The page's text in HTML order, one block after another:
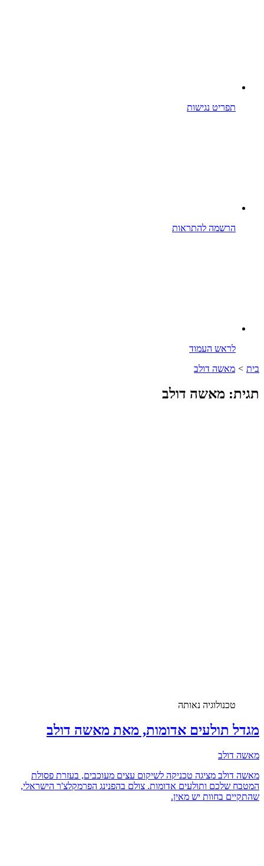
תפריט נגישות
הרשמה להתראות
לראש העמוד
בית > מאשה דולב
תגית: מאשה דולב
טכנולוגיה נאותה
מגדל תולעים אדומות, מאת מאשה דולב
מאשה דולב
מאשה דולב מציגה טכניקה לשיקום עצים מעוכבים, בעזרת פסולת
המטבח שלכם ותולעים אדומות. צולם בהפנינג הפרמקלצ'ר הישראלי,
שהתקיים בחוות יש מאין.